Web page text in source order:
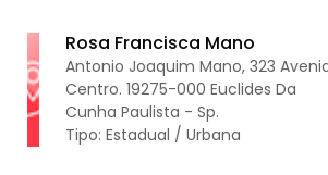
Rosa Francisca Mano
Antonio Joaquim Mano, 323
Centro. 19275-000 Euclides Da
Cunha Paulista - Sp.
Tipo: Estadual / Urbana